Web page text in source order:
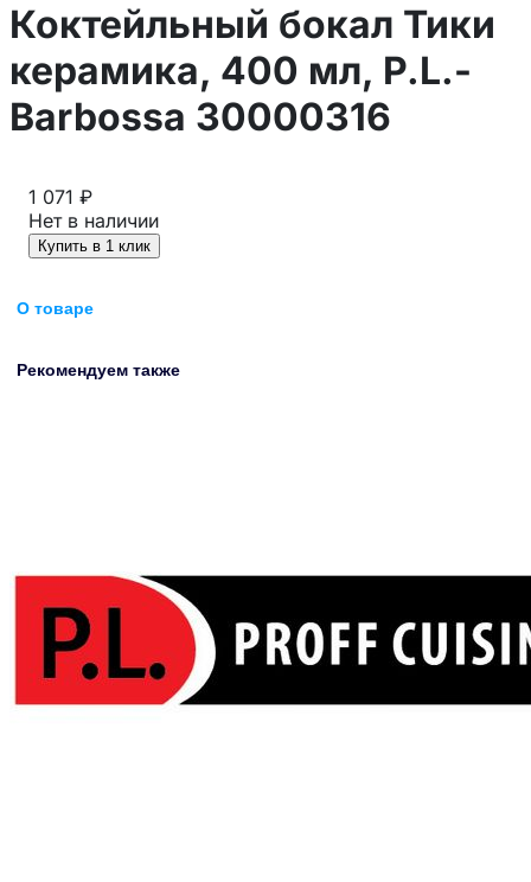
Коктейльный бокал Тики
керамика, 400 мл, P.L.-
Barbossa 30000316
1 071 ₽
Нет в наличии
Купить в 1 клик
О товаре
Рекомендуем также